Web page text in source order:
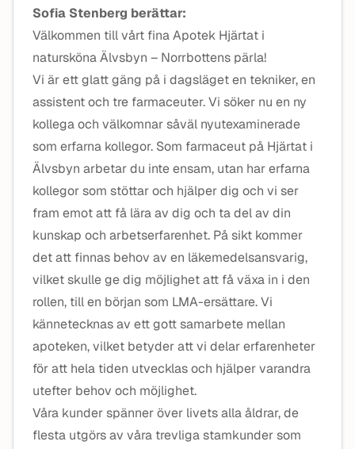
Sofia Stenberg berättar:
Välkommen till vårt fina Apotek Hjärtat i
natursköna Älvsbyn – Norrbottens pärla!
Vi är ett glatt gäng på i dagsläget en tekniker, en
assistent och tre farmaceuter. Vi söker nu en ny
kollega och välkomnar såväl nyutexaminerade
som erfarna kollegor. Som farmaceut på Hjärtat i
Älvsbyn arbetar du inte ensam, utan har erfarna
kollegor som stöttar och hjälper dig och vi ser
fram emot att få lära av dig och ta del av din
kunskap och arbetserfarenhet. På sikt kommer
det att finnas behov av en läkemedelsansvarig,
vilket skulle ge dig möjlighet att få växa in i den
rollen, till en början som LMA-ersättare. Vi
kännetecknas av ett gott samarbete mellan
apoteken, vilket betyder att vi delar erfarenheter
för att hela tiden utvecklas och hjälper varandra
utefter behov och möjlighet.
Våra kunder spänner över livets alla åldrar, de
flesta utgörs av våra trevliga stamkunder som